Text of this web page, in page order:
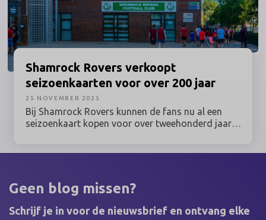
Shamrock Rovers verkoopt
seizoenkaarten voor over 200 jaar
Bij Shamrock Rovers kunnen de fans nu al een
seizoenkaart kopen voor over tweehonderd jaar.
25 NOVEMBER 2025
Geen blog missen?
Schrijf je in voor de nieuwsbrief en ontvang elke